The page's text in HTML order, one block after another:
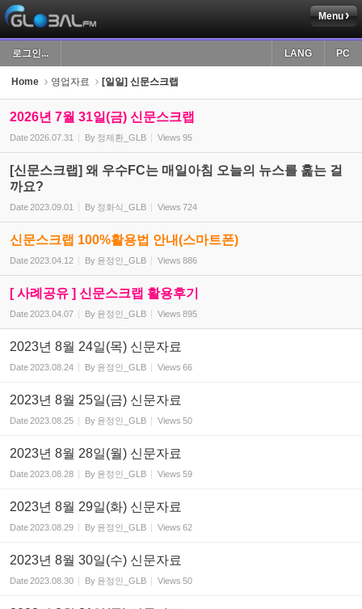
Menu
로그인... PC
LANG
Home 영업자료 [일일] 신문스크랩
2026년 7월 31일(금) 신문스크랩
Date2026.07.31 By 정제환_GLB Views 95
[신문스크랩] 왜 우수FC는 매일아침 오늘의 뉴스를 훑는 걸
까요?
Date2023.09.01 By 정화식_GLB Views 724
신문스크랩 100%활용법 안내(스마트폰)
Date2023.04.12 By 윤정인_GLB Views 886
[ 사례공유 ] 신문스크랩 활용후기
Date2023.04.07 By 윤정인_GLB Views 895
2023년 8월 24일(목) 신문자료
Date2023.08.24 By 윤정인_GLB Views 66
2023년 8월 25일(금) 신문자료
Date2023.08.25 By 윤정인_GLB Views 50
2023년 8월 28일(월) 신문자료
Date2023.08.28 By 윤정인_GLB Views 59
2023년 8월 29일(화) 신문자료
Date2023.08.29 By 윤정인_GLB Views 62
2023년 8월 30일(수) 신문자료
Date2023.08.30 By 윤정인_GLB Views 50
Sketchbook5, 스케치북5
Sketchbook5, 스케치북5